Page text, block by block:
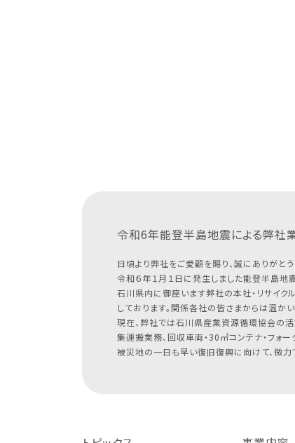
令和6年能登半島地震による弊社
日頃より弊社をご愛顧を賜り、誠にありがとう
令和６年１月１日に発生しました能登半島地
石川県内に御座います弊社の本社・リサイク
しております。関係各社の皆さまからは温か
現在、弊社では石川県産業資源循環協会の
集運搬業務、回収車両・30㎥コンテナ・フォ
被災地の一日も早い復旧復興に向けて、微力